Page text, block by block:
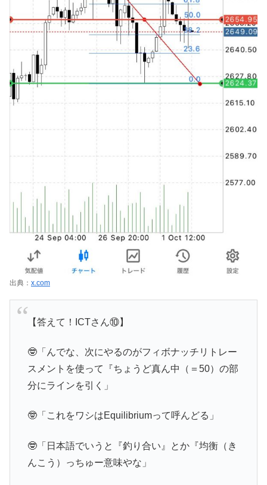
出典： x.com
【答えて！ICTさん⑩】
🤓「んでな、次にやるのがフィボナッチリトレー
スメントを使って『ちょうど真ん中（＝50）の部
分にラインを引く」
🤓「これをワシはEquilibriumって呼んどる」
🤓「日本語でいうと『釣り合い』とか『均衡（き
んこう）っちゅー意味やな」